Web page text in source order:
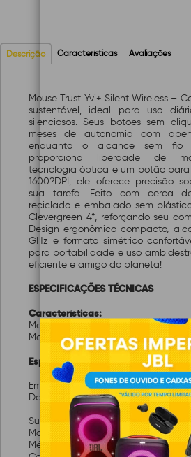
Descrição Características Avaliações
Mouse Trust Yvi+ Silent Wireless –
sustentável, ideal para uso
silenciosos. Seus botões sem
meses de autonomia com
enquanto o alcance sem
proporciona liberdade de
tecnologia óptica e um botão
1600?DPI, ele oferece precisão
sua tarefa. Feito com cerca
reciclado e embalado sem
Clevergreen 4*, reforçando seu
Design ergonômico compacto,
GHz e formato simétrico
para portabilidade e uso
eficiente e amigo do planeta!
ESPECIFICAÇÕES TÉCNICAS
Características:
Marca: Trust
Modelo:24549
Especificações:
Em geral:
Design ergonômico:Não
Sustentabilidade:
Material plástico: abdômen
Método de sustentabilidade: PCR